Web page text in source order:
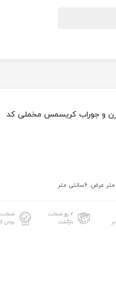
و جوراب کریسمس مخملی کد
۷ روز ضمانت
بازگشت
بودن